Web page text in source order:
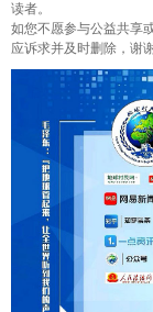
读者。
如您不愿参与公益共享
应诉求并及时删除，谢